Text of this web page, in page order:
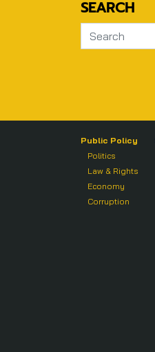
SEARCH
Public Policy
Politics
Law & Rights
Economy
Corruption